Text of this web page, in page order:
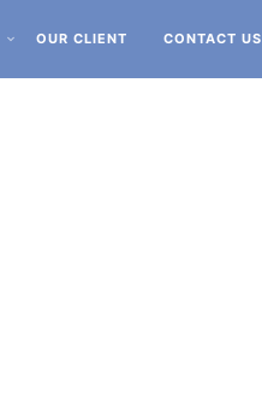
OUR CLIENT CONTACT US